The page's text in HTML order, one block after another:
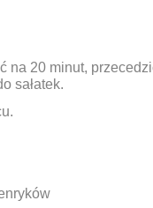
na 20 minut,
sałatek.